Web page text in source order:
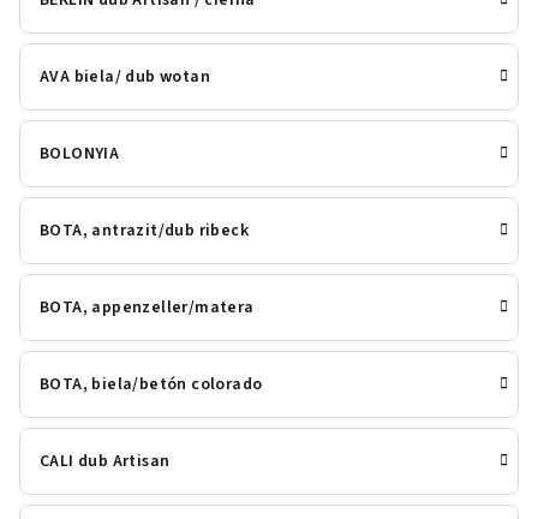
AVA biela/ dub wotan
BOLONYIA
BOTA, antrazit/dub ribeck
BOTA, appenzeller/matera
BOTA, biela/betón colorado
CALI dub Artisan